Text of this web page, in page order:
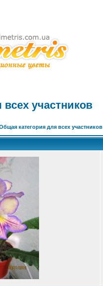
участников
категория для всех участников